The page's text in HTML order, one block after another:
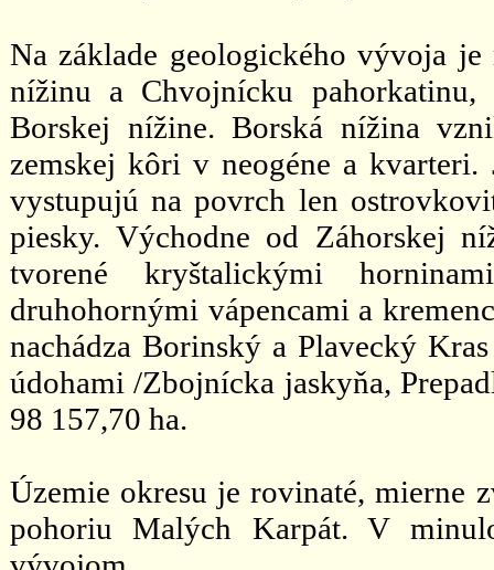
Na základe geologického vývoja
nížinu a Chvojnícku
Borskej nížine. Borská nížina
zemskej kôri v neogéne a
vystupujú na povrch len
piesky. Východne od Záhorskej
tvorené kryštalickými
druhohornými vápencami a
nachádza Borinský a Plavecký
údohami /Zbojnícka jaskyňa,
98 157,70 ha.
Územie okresu je rovinaté, mierne
pohoriu Malých Karpát. V